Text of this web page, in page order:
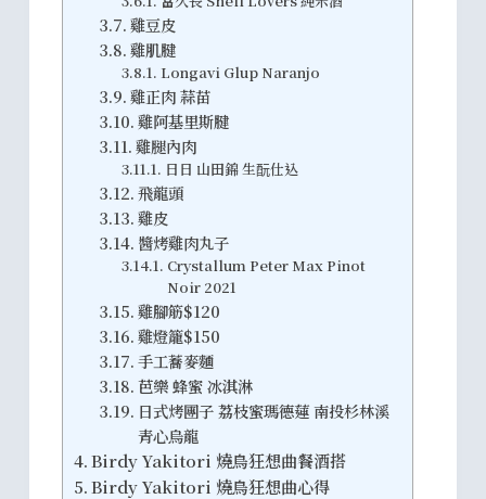
雞豆皮
雞肌腱
Longavi Glup Naranjo
雞正肉 蒜苗
雞阿基里斯腱
雞腿內肉
日日 山田錦 生酛仕込
飛龍頭
雞皮
醬烤雞肉丸子
Crystallum Peter Max Pinot
Noir 2021
雞腳筋$120
雞燈籠$150
手工蕎麥麵
芭樂 蜂蜜 冰淇淋
日式烤團子 荔枝蜜瑪德蓮 南投杉林溪
青心烏龍
Birdy Yakitori 燒鳥狂想曲餐酒搭
Birdy Yakitori 燒鳥狂想曲心得